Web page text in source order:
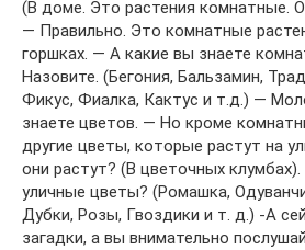
(В доме. Это растения комнатные.
— Правильно. Это комнатные
горшках. — А какие вы знаете
Назовите. (Бегония, Бальзамин,
Фикус, Фиалка, Кактус и т.д.) —
знаете цветов. — Но кроме
другие цветы, которые растут на
они растут? (В цветочных
уличные цветы? (Ромашка,
Дубки, Розы, Гвоздики и т. д.) -А
загадки, а вы внимательно